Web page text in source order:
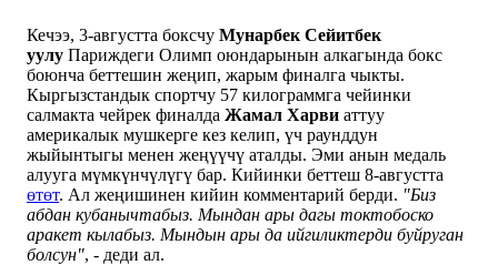
Кечээ, 3-августта боксчу Мунарбек Сейитбек
уулу Париждеги Олимп оюндарынын алкагында бокс
боюнча беттешин жеңип, жарым финалга чыкты.
Кыргызстандык спортчу 57 килограммга чейинки
салмакта чейрек финалда Жамал Харви аттуу
америкалык мушкерге кез келип, үч раунддун
жыйынтыгы менен жеңүүчү аталды. Эми анын медаль
алууга мүмкүнчүлүгү бар. Кийинки беттеш 8-августта
өтөт. Ал жеңишинен кийин комментарий берди. "Биз
абдан кубанычтабыз. Мындан ары дагы токтобоско
аракет кылабыз. Мындын ары да ийгиликтерди буйруган
болсун", - деди ал.